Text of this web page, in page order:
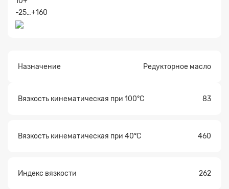
-25…+160
Назначение Редукторное масло
Вязкость кинематическая при 100°С 83
Вязкость кинематическая при 40°С 460
Индекс вязкости 262